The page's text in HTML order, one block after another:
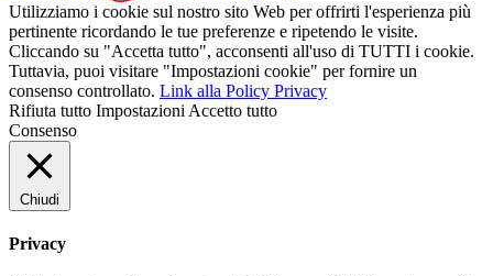
Utilizziamo i cookie sul nostro sito Web per offrirti l'esperienza più
pertinente ricordando le tue preferenze e ripetendo le visite.
Cliccando su "Accetta tutto", acconsenti all'uso di TUTTI i cookie.
Tuttavia, puoi visitare "Impostazioni cookie" per fornire un
consenso controllato. Link alla Policy Privacy
Rifiuta tutto Impostazioni Accetto tutto
Consenso
Chiudi
Privacy